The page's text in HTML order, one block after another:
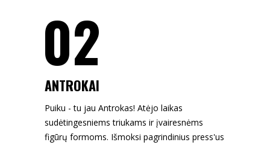
02
ANTROKAI
Puiku - tu jau Antrokas! Atėjo laikas
sudėtingesniems triukams ir įvairesnėms
figūrų formoms. Išmoksi pagrindinius press'us